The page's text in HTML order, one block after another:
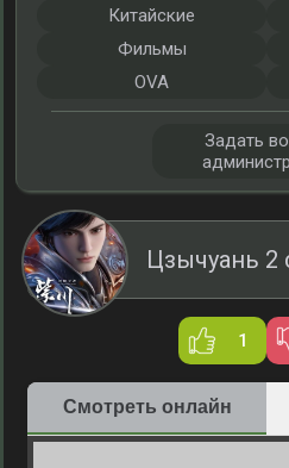
Цзычуань 2
1
Смотреть онлайн
Китайские
Фильмы
OVA
Задать